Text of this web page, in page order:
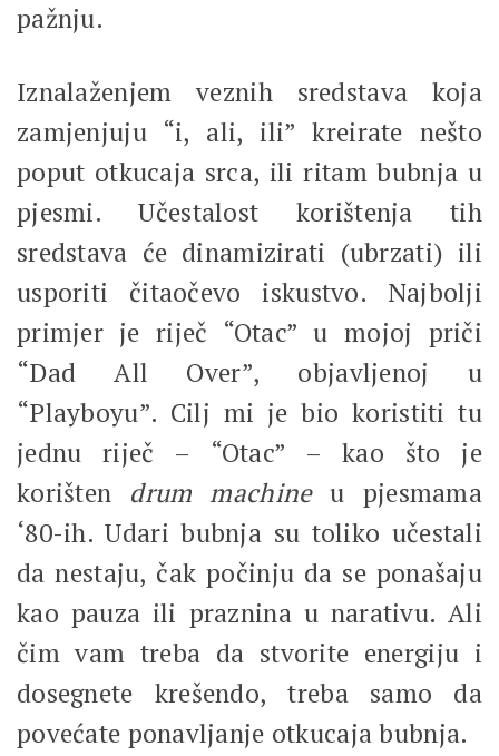
pažnju.
Iznalaženjem veznih sredstava koja
zamjenjuju “i, ali, ili” kreirate nešto
poput otkucaja srca, ili ritam bubnja u
pjesmi. Učestalost korištenja tih
sredstava će dinamizirati (ubrzati) ili
usporiti čitaočevo iskustvo. Najbolji
primjer je riječ “Otac” u mojoj priči
“Dad All Over”, objavljenoj u
“Playboyu”. Cilj mi je bio koristiti tu
jednu riječ – “Otac” – kao što je
korišten drum machineu pjesmama
‘80-ih. Udari bubnja su toliko učestali
da nestaju, čak počinju da se ponašaju
kao pauza ili praznina u narativu. Ali
čim vam treba da stvorite energiju i
dosegnete krešendo, treba samo da
povećate ponavljanje otkucaja bubnja.